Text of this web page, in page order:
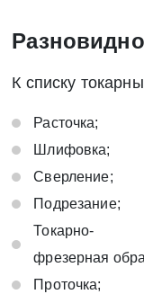
К списку
Расточка;
Шлифовка;
Сверление;
Подрезание;
Токарно-
фрезерная
Проточка;